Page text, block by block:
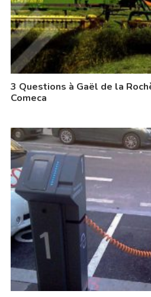
3 Questions à Gaël de la
Comeca